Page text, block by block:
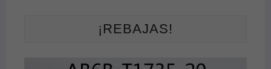
¡REBAJAS!